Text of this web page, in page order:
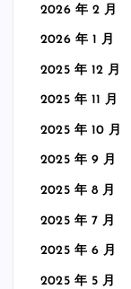
2026 年 2 月
2026 年 1 月
2025 年 12 月
2025 年 11 月
2025 年 10 月
2025 年 9 月
2025 年 8 月
2025 年 7 月
2025 年 6 月
2025 年 5 月